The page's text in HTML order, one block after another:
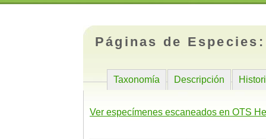
Páginas de
Taxonomía Descripción
Ver especímenes escaneados en OTS